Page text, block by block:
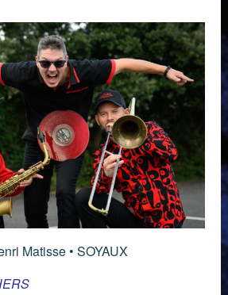
Matisse • SOYAUX